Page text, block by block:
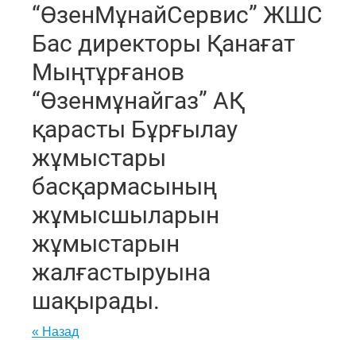
“ӨзенМұнайСервис” ЖШС
Бас директоры Қанағат
Мыңтұрғанов
“Өзенмұнайгаз” АҚ
қарасты Бұрғылау
жұмыстары
басқармасының
жұмысшыларын
жұмыстарын
жалғастыруына
шақырады.
« Назад